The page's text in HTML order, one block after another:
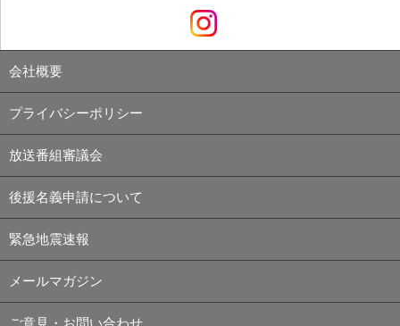
会社概要
プライバシーポリシー
放送番組審議会
後援名義申請について
緊急地震速報
メールマガジン
ご意見・お問い合わせ